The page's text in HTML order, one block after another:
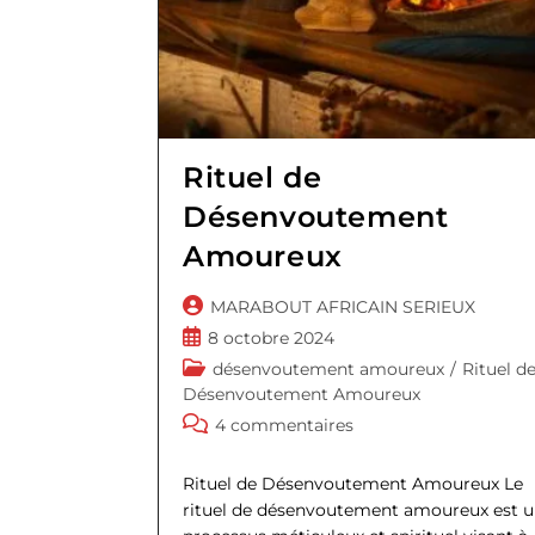
Rituel de
Désenvoutement
Amoureux
Auteur/autrice
de
la
publication :
MARABOUT AFRICAIN SERIEUX
Publication
publiée :
8 octobre 2024
Post
category:
désenvoutement amoureux / Rituel de
Désenvoutement Amoureux
Commentaires
la
publication :
4 commentaires
Rituel de Désenvoutement Amoureux Le
rituel de désenvoutement amoureux est